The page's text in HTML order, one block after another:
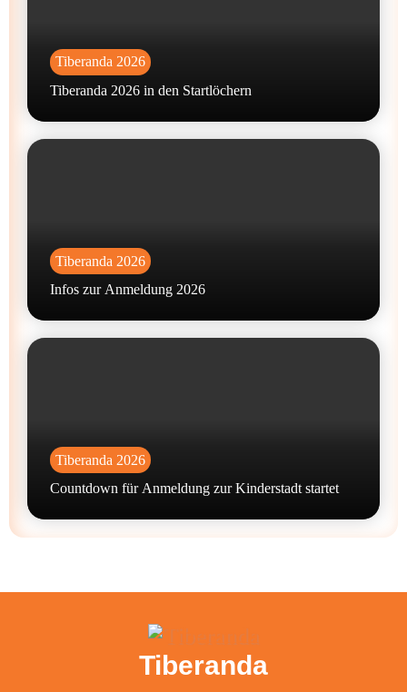
Tiberanda 2026
Tiberanda 2026 in den Startlöchern
Tiberanda 2026
Infos zur Anmeldung 2026
Tiberanda 2026
Countdown für Anmeldung zur Kinderstadt startet
Tiberanda